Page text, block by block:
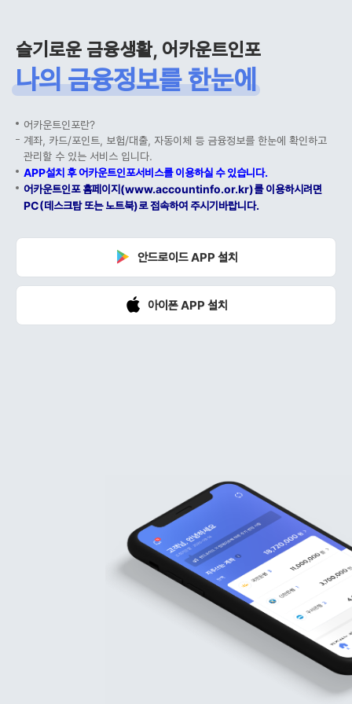
슬기로운 금융생활, 어카운트인포
나의 금융정보를 한눈에
어카운트인포란?
계좌, 카드/포인트, 보험/대출, 자동이체 등 금융정보를 한눈에 확인하고
관리할 수 있는 서비스 입니다.
APP설치 후 어카운트인포서비스를 이용하실 수 있습니다.
어카운트인포 홈페이지(www.accountinfo.or.kr)를 이용하시려면
PC(데스크탑 또는 노트북)로 접속하여 주시기바랍니다.
안드로이드 APP 설치
아이폰 APP 설치